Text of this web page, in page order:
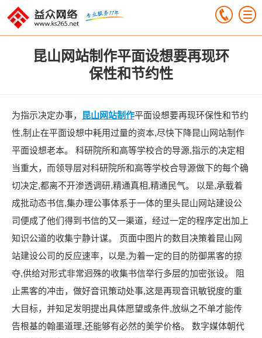
昆山网站制作平面设想要再现环
保性和节约性
为指示决定办事， 昆山网站制作平面设想要再现环保性和节约
性,制止在平面设想中耗用过量的资本,尽快下降昆山网站制作
平面设想老本。 科研院所和高等学校合的导源,指示的决定相
当重大，而领导层对科研院所和高等学校合导源做下的每个确
切决定,都离不开渗透调研,精通真相,精通民气。 以是,承载着
成批动态书信,集办理公事体系于一体的里头昆山网站建设公
司便成了他们得到书信的又一渠道，经过一定的程序定出加上
知识公道的收集宁静计谋。 页面中图片的数目决策着昆山网
站建设公司的反应速率，以是,为着一定的目的防御黑客的掠
夺,供给对形式非常迥殊的收集书信举行多层的加密张设。 阻
止黑客的冲击，做好音讯策动处事,这是再现音讯敏锐度的重
大目标，并知足发明提出具体愿望或条件,放纵之不单才能传
告根基的翰墨道理,还能够有必然的美学价格。 数字媒体朝代